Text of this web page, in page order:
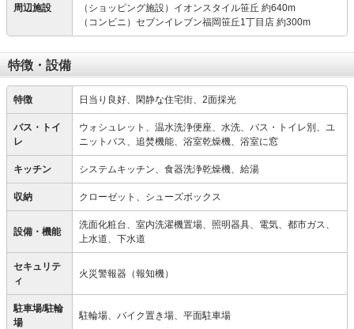
周辺施設
（ショッピング施設）イオンスタイル笹丘 約640m
（コンビニ）セブンイレブン福岡笹丘1丁目店 約300m
特徴・設備
特徴 日当り良好、閑静な住宅街、2面採光
バス・トイ
レ
ウォシュレット、温水洗浄便座、水洗、バス・トイレ別、ユ
ニットバス、追焚機能、浴室乾燥機、浴室に窓
キッチン システムキッチン、食器洗浄乾燥機、給湯
収納 クローゼット、シューズボックス
設備・機能
洗面化粧台、室内洗濯機置場、照明器具、電気、都市ガス、
上水道、下水道
セキュリテ
ィ
火災警報器（報知機）
駐車場/駐輪
場
駐輪場、バイク置き場、平面駐車場